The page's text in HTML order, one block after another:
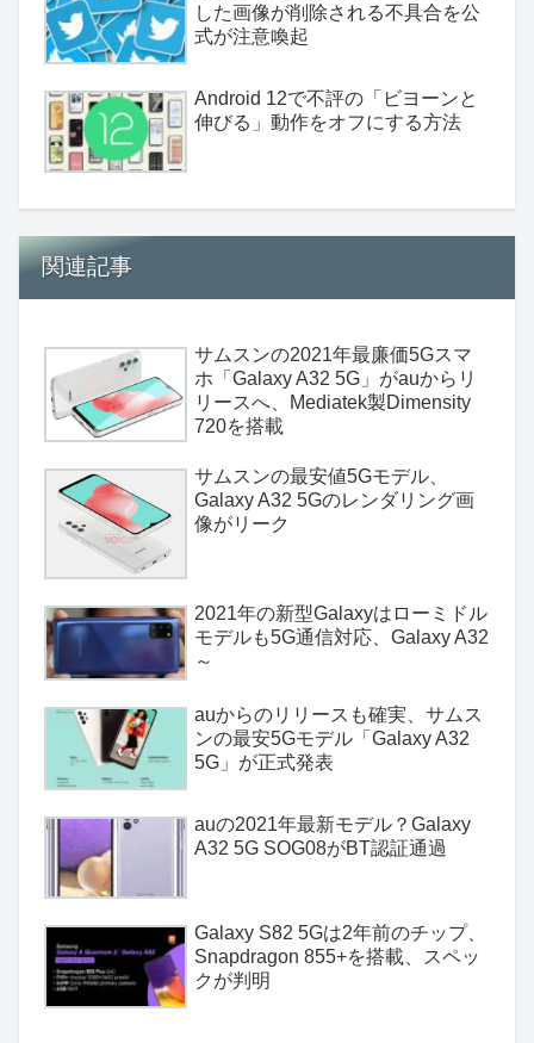
した画像が削除される不具合を公
式が注意喚起
Android 12で不評の「ビヨーンと
伸びる」動作をオフにする方法
関連記事
サムスンの2021年最廉価5Gスマ
ホ「Galaxy A32 5G」がauからリ
リースへ、Mediatek製Dimensity
720を搭載
サムスンの最安値5Gモデル、
Galaxy A32 5Gのレンダリング画
像がリーク
2021年の新型Galaxyはローミドル
モデルも5G通信対応、Galaxy A32
～
auからのリリースも確実、サムス
ンの最安5Gモデル「Galaxy A32
5G」が正式発表
auの2021年最新モデル？Galaxy
A32 5G SOG08がBT認証通過
Galaxy S82 5Gは2年前のチップ、
Snapdragon 855+を搭載、スペッ
クが判明